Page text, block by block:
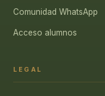
Comunidad WhatsApp
Acceso alumnos
LEGAL